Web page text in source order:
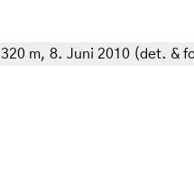
m, 8. Juni 2010 (det. &